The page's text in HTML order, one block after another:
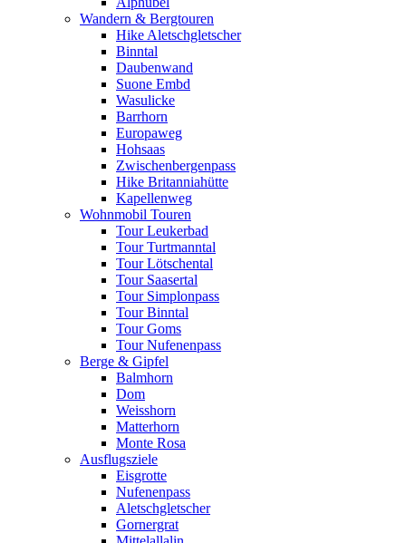
Wandern & Bergtouren
Hike Aletschgletscher
Binntal
Daubenwand
Suone Embd
Wasulicke
Barrhorn
Europaweg
Hohsaas
Zwischenbergenpass
Hike Britanniahütte
Kapellenweg
Wohnmobil Touren
Tour Leukerbad
Tour Turtmanntal
Tour Lötschental
Tour Saasertal
Tour Simplonpass
Tour Binntal
Tour Goms
Tour Nufenenpass
Berge & Gipfel
Balmhorn
Dom
Weisshorn
Matterhorn
Monte Rosa
Ausflugsziele
Eisgrotte
Nufenenpass
Aletschgletscher
Gornergrat